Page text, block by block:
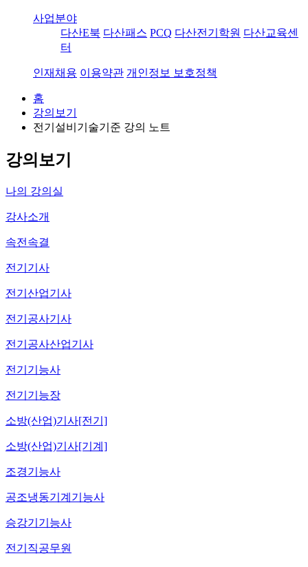
사업분야
다산E북 다산패스 PCQ 다산전기학원 다산교육센
터
인재채용 이용약관 개인정보 보호정책
홈
강의보기
전기설비기술기준 강의 노트
강의보기
나의 강의실
강사소개
속전속결
전기기사
전기산업기사
전기공사기사
전기공사산업기사
전기기능사
전기기능장
소방(산업)기사[전기]
소방(산업)기사[기계]
조경기능사
공조냉동기계기능사
승강기기능사
전기직공무원